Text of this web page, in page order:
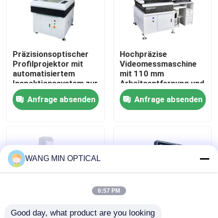
Über uns
Werksbesichtigung
Qualitätskontrolle
Neuigkeiten
Cnc-Visions-Messmaschine
Präzisionsoptischer
Profilprojektor mit
automatisiertem
Inspektionssystem zur
genauen Messung und
Fehlererkennung in der
Elektronik
Anfrage absenden
Hochpräzise
Videomessmaschine
mit 110 mm
Arbeitsentfernung und
vollständiger CNC-
Anfrage absenden
WANG MIN OPTICAL
6:57 PM
Good day, what product are you looking